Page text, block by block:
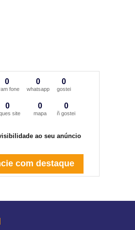
0
fone
0
whatsapp
0
gostei
0
site
0
mapa
0
ñ gostei
ao seu anúncio
com destaque